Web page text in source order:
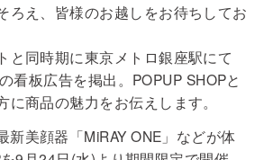
ろえ、皆様のお越しをお待ちしてお
と同時期に東京メトロ銀座駅にて
看板広告を掲出。POPUP SHOPと
に商品の魅力をお伝えします。